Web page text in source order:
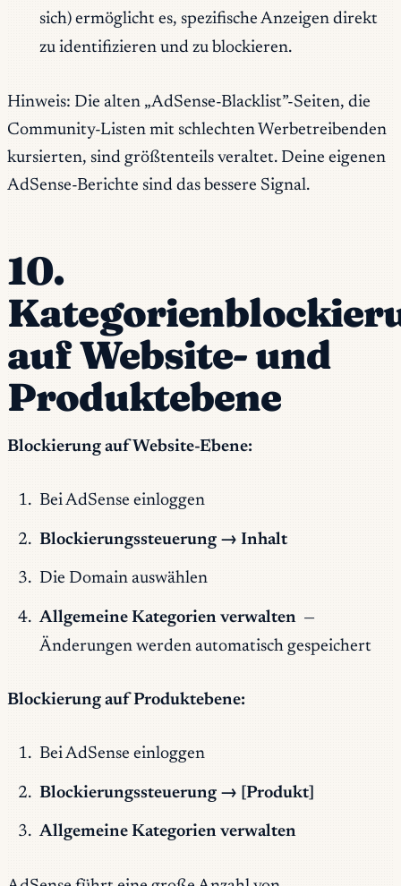
sich) ermöglicht es, spezifische Anzeigen direkt
zu identifizieren und zu blockieren.
Hinweis: Die alten „AdSense-Blacklist”-Seiten, die
Community-Listen mit schlechten Werbetreibenden
kursierten, sind größtenteils veraltet. Deine eigenen
AdSense-Berichte sind das bessere Signal.
10.
auf Website- und
Produktebene
Blockierung auf Website-Ebene:
Bei AdSense einloggen
Blockierungssteuerung → Inhalt
Die Domain auswählen
Allgemeine Kategorien verwalten —
Änderungen werden automatisch gespeichert
Blockierung auf Produktebene:
Bei AdSense einloggen
Blockierungssteuerung → [Produkt]
Allgemeine Kategorien verwalten